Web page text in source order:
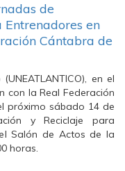
de
en
Cántabra de
en el
con la Real Federación
próximo sábado 14 de
y Reciclaje para
Salón de Actos de la
horas.